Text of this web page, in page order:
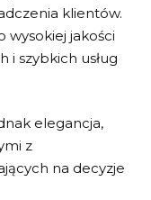
klientów.
wysokiej jakości
i szybkich usług
elegancja,
z
na decyzje